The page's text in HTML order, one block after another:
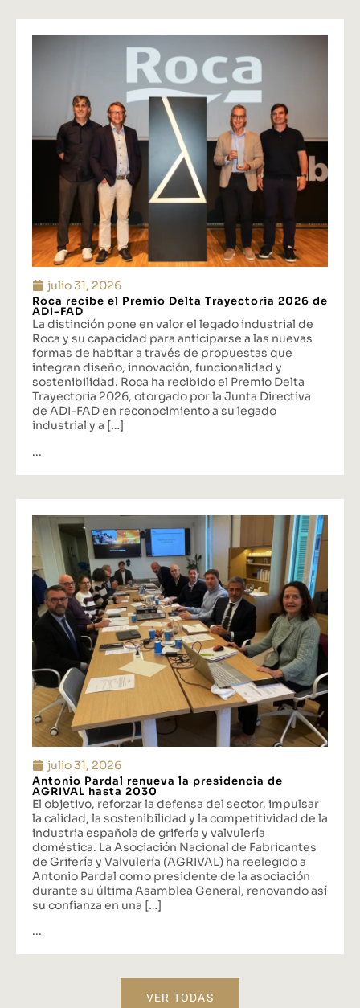
julio 31, 2026
Roca recibe el Premio Delta Trayectoria 2026 de
ADI-FAD
La distinción pone en valor el legado industrial de
Roca y su capacidad para anticiparse a las nuevas
formas de habitar a través de propuestas que
integran diseño, innovación, funcionalidad y
sostenibilidad. Roca ha recibido el Premio Delta
Trayectoria 2026, otorgado por la Junta Directiva
de ADI-FAD en reconocimiento a su legado
industrial y a […]
...
julio 31, 2026
Antonio Pardal renueva la presidencia de
AGRIVAL hasta 2030
El objetivo, reforzar la defensa del sector, impulsar
la calidad, la sostenibilidad y la competitividad de la
industria española de grifería y valvulería
doméstica. La Asociación Nacional de Fabricantes
de Grifería y Valvulería (AGRIVAL) ha reelegido a
Antonio Pardal como presidente de la asociación
durante su última Asamblea General, renovando así
su confianza en una […]
...
VER TODAS